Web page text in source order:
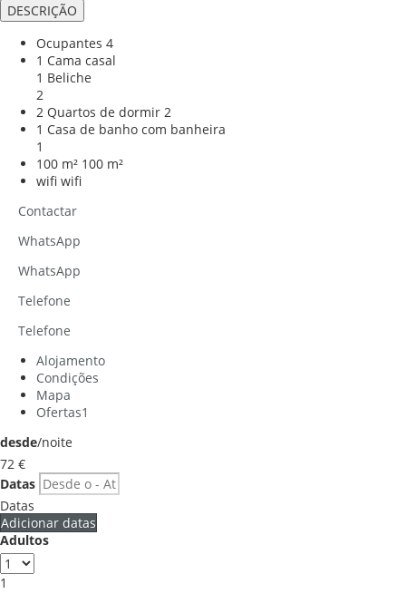
DESCRIÇÃO
Ocupantes 4
1 Cama casal
1 Beliche
2
2 Quartos de dormir 2
1 Casa de banho com banheira
1
100 m² 100 m²
wifi wifi
Contactar
WhatsApp
WhatsApp
Telefone
Telefone
Alojamento
Condições
Mapa
Ofertas1
desde/noite
72 €
Datas
Datas
Adicionar datas
Adultos
1